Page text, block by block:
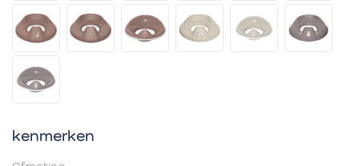
kenmerken